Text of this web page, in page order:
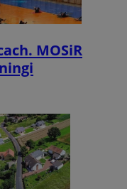
MOSiR